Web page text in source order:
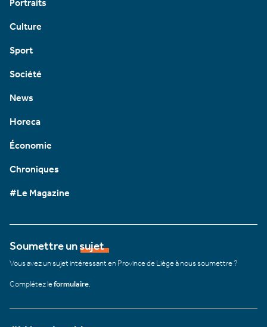
Portraits
Culture
Sport
Société
News
Horeca
Économie
Chroniques
#Le Magazine
Soumettre un sujet
Vous avez un sujet intéressant en Province de Liège à nous soumettre ?
Complétez leformulaire